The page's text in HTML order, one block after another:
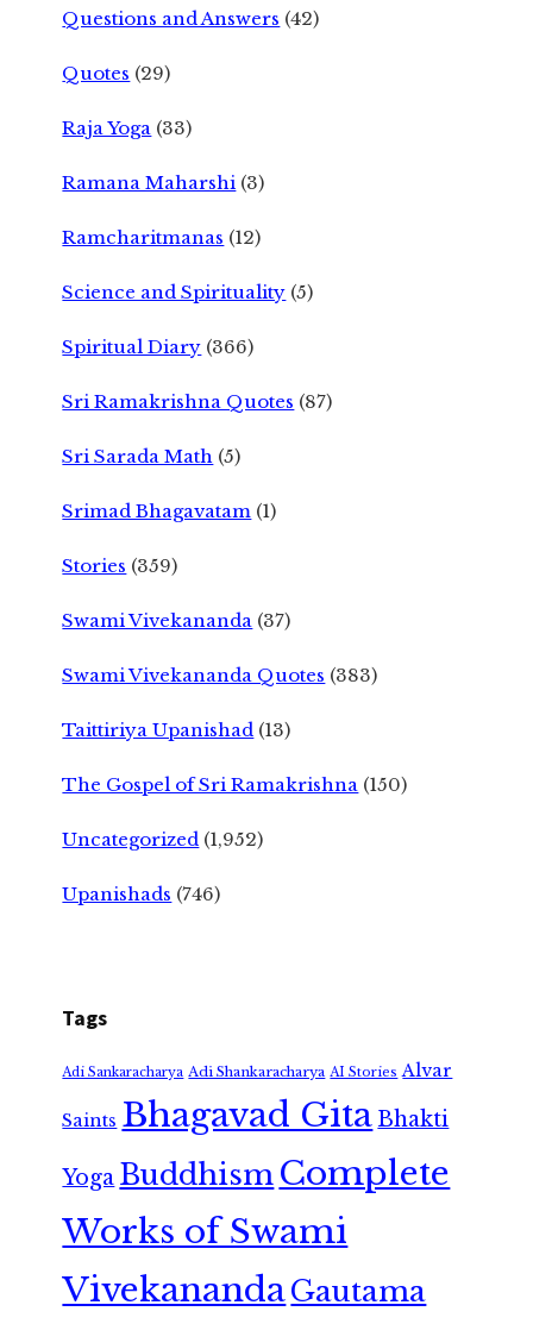
Questions and Answers (42)
Quotes (29)
Raja Yoga (33)
Ramana Maharshi (3)
Ramcharitmanas (12)
Science and Spirituality (5)
Spiritual Diary (366)
Sri Ramakrishna Quotes (87)
Sri Sarada Math (5)
Srimad Bhagavatam (1)
Stories (359)
Swami Vivekananda (37)
Swami Vivekananda Quotes (383)
Taittiriya Upanishad (13)
The Gospel of Sri Ramakrishna (150)
Uncategorized (1,952)
Upanishads (746)
Tags
Adi Sankaracharya Adi Shankaracharya AI Stories Alvar
Saints Bhagavad GitaBhakti
Yoga Buddhism Complete
Works of Swami
VivekanandaGautama